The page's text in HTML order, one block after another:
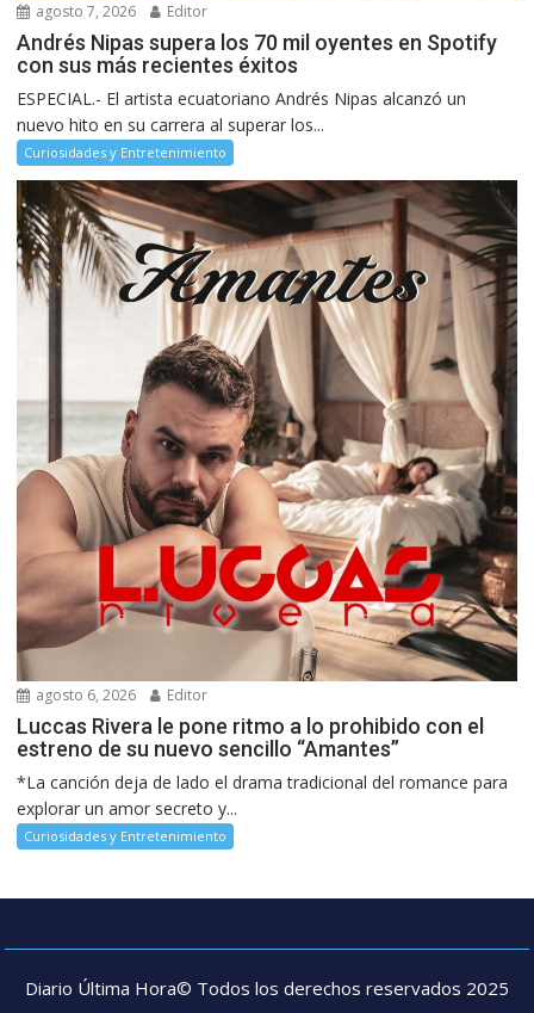
agosto 7, 2026 Editor
Andrés Nipas supera los 70 mil oyentes en Spotify
con sus más recientes éxitos
ESPECIAL.- El artista ecuatoriano Andrés Nipas alcanzó un
nuevo hito en su carrera al superar los...
Curiosidades y Entretenimiento
agosto 6, 2026 Editor
Luccas Rivera le pone ritmo a lo prohibido con el
estreno de su nuevo sencillo “Amantes”
*La canción deja de lado el drama tradicional del romance para
explorar un amor secreto y...
Curiosidades y Entretenimiento
Diario Última Hora© Todos los derechos reservados 2025